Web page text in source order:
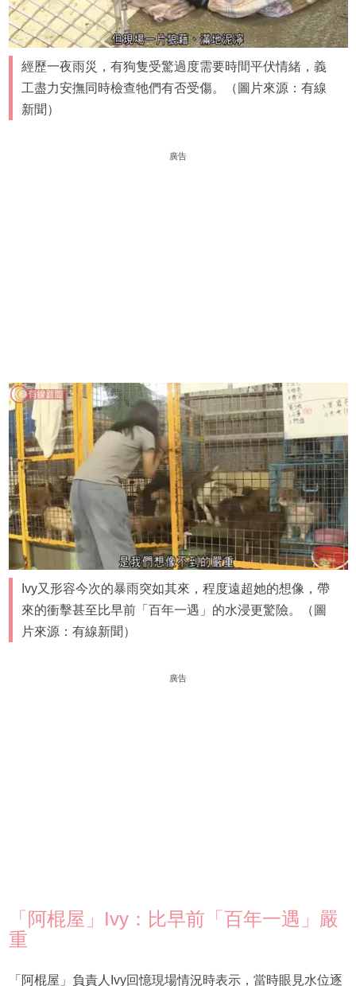
經歷一夜雨災，有狗隻受驚過度需要時間平伏情緒，義
工盡力安撫同時檢查牠們有否受傷。（圖片來源：有線
新聞）
廣告
Ivy又形容今次的暴雨突如其來，程度遠超她的想像，帶
來的衝擊甚至比早前「百年一遇」的水浸更驚險。（圖
片來源：有線新聞）
廣告
「阿棍屋」Ivy：比早前「百年一遇」嚴
重
「阿棍屋」負責人Ivy回憶現場情況時表示，當時眼見水位逐